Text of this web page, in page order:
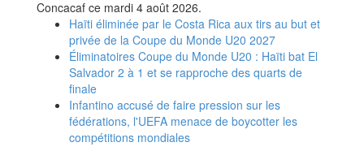
Concacaf ce mardi 4 août 2026.
Haïti éliminée par le Costa Rica aux tirs au but et
privée de la Coupe du Monde U20 2027
Éliminatoires Coupe du Monde U20 : Haïti bat El
Salvador 2 à 1 et se rapproche des quarts de
finale
Infantino accusé de faire pression sur les
fédérations, l'UEFA menace de boycotter les
compétitions mondiales